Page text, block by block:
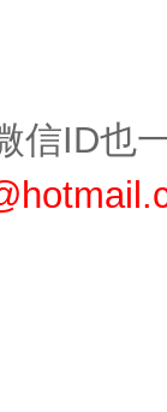
信ID也